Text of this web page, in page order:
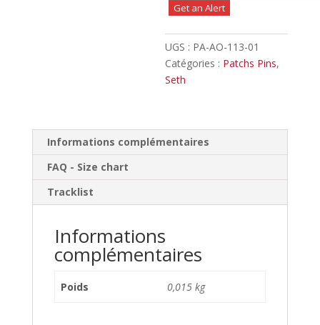
Get an Alert
UGS : PA-AO-113-01
Catégories : Patchs Pins,
Seth
Informations complémentaires
FAQ - Size chart
Tracklist
Informations
complémentaires
Poids 0,015 kg